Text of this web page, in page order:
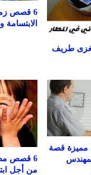
طريف
6 قصص
قصة
6 قصص
من أجل